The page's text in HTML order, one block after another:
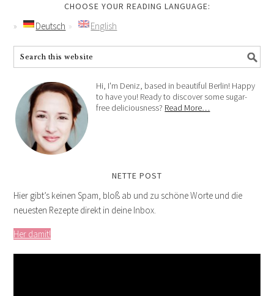
CHOOSE YOUR READING LANGUAGE:
Deutsch English
Hi, I'm Deniz, based in beautiful Berlin! Happy
to have you! Ready to discover some sugar-
free deliciousness? Read More…
NETTE POST
Hier gibt’s keinen Spam, bloß ab und zu schöne Worte und die
neuesten Rezepte direkt in deine Inbox.
Her damit!